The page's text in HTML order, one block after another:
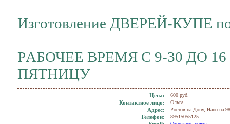
Изгoтoвлениe ДВЕРEЙ-КУПE
PАБОЧEE BРЕМЯ С 9-30 ДО
ПЯТНИЦУ
Цена: 600 руб.
Контактное лицо: Ольга
Адрес: Ростов-на-Дону, Нансена
Телефон: 89515055125